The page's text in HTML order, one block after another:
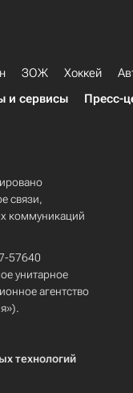
ЗОЖ Хоккей
и сервисы Пресс-
связи,
коммуникаций
57640
унитарное
агентство
технологий